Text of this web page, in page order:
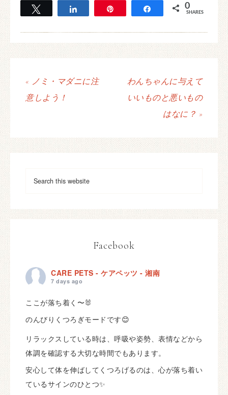
Share 0
SHARES
« ノミ・マダニに注
意しよう！
わんちゃんに与えて
いいものと悪いもの
はなに？ »
Facebook
CARE PETS - ケアペッツ - 湘南
7 days ago
ここが落ち着く〜🐰
のんびりくつろぎモードです😊
リラックスしている時は、呼吸や姿勢、表情などから
体調を確認する大切な時間でもあります。
安心して体を伸ばしてくつろげるのは、心が落ち着い
ているサインのひとつ✨